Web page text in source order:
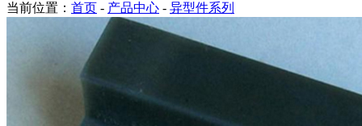
当前位置： 首页 - 产品中心 - 异型件系列